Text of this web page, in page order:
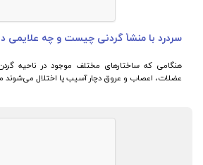
سردرد با منشأ گردنی چیست و چه علایمی
هنگامی که ساختارهای مختلف موجود در ناحیه
عضلات، اعصاب و عروق دچار آسیب یا اختلال می‌شوند